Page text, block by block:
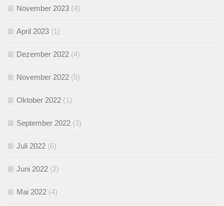
November 2023 (4)
April 2023 (1)
Dezember 2022 (4)
November 2022 (5)
Oktober 2022 (1)
September 2022 (3)
Juli 2022 (6)
Juni 2022 (2)
Mai 2022 (4)